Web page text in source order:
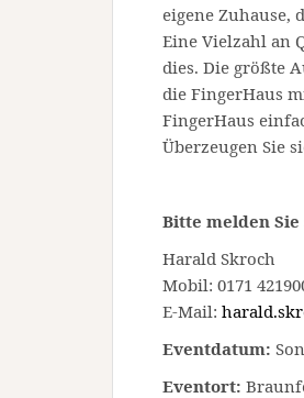
eigene Zuhause,
Eine Vielzahl an
dies. Die größte
die FingerHaus
FingerHaus
Überzeugen Sie
Bitte melden Sie
Harald Skroch
Mobil: 0171
E-Mail:
Eventdatum:
Eventort: